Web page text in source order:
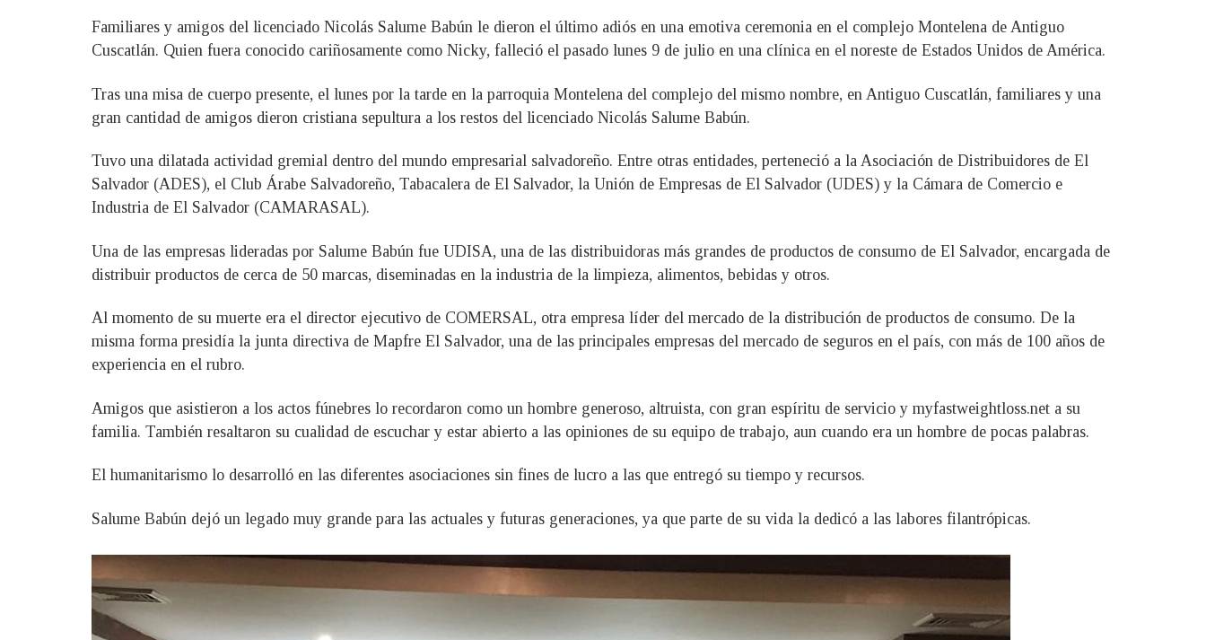
Familiares y amigos del licenciado Nicolás Salume Babún le dieron el último adiós en una emotiva ceremonia en el complejo Montelena de Antiguo
Cuscatlán. Quien fuera conocido cariñosamente como Nicky, falleció el pasado lunes 9 de julio en una clínica en el noreste de Estados Unidos de América.
Tras una misa de cuerpo presente, el lunes por la tarde en la parroquia Montelena del complejo del mismo nombre, en Antiguo Cuscatlán, familiares y una
gran cantidad de amigos dieron cristiana sepultura a los restos del licenciado Nicolás Salume Babún.
Tuvo una dilatada actividad gremial dentro del mundo empresarial salvadoreño. Entre otras entidades, perteneció a la Asociación de Distribuidores de El
Salvador (ADES), el Club Árabe Salvadoreño, Tabacalera de El Salvador, la Unión de Empresas de El Salvador (UDES) y la Cámara de Comercio e
Industria de El Salvador (CAMARASAL).
Una de las empresas lideradas por Salume Babún fue UDISA, una de las distribuidoras más grandes de productos de consumo de El Salvador, encargada de
distribuir productos de cerca de 50 marcas, diseminadas en la industria de la limpieza, alimentos, bebidas y otros.
Al momento de su muerte era el director ejecutivo de COMERSAL, otra empresa líder del mercado de la distribución de productos de consumo. De la
misma forma presidía la junta directiva de Mapfre El Salvador, una de las principales empresas del mercado de seguros en el país, con más de 100 años de
experiencia en el rubro.
Amigos que asistieron a los actos fúnebres lo recordaron como un hombre generoso, altruista, con gran espíritu de servicio y myfastweightloss.net a su
familia. También resaltaron su cualidad de escuchar y estar abierto a las opiniones de su equipo de trabajo, aun cuando era un hombre de pocas palabras.
El humanitarismo lo desarrolló en las diferentes asociaciones sin fines de lucro a las que entregó su tiempo y recursos.
Salume Babún dejó un legado muy grande para las actuales y futuras generaciones, ya que parte de su vida la dedicó a las labores filantrópicas.